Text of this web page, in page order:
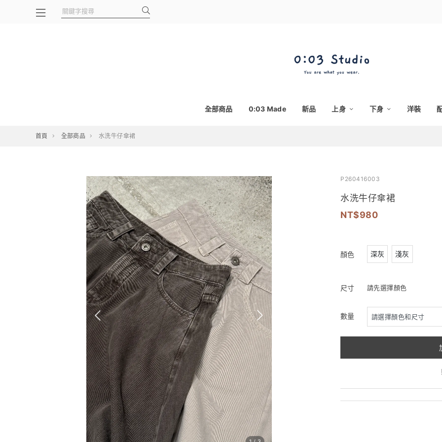
全部商品 0:03 Made 新品 上身 下身 洋裝
首頁 全部商品 水洗牛仔傘裙
P260416003
水洗牛仔傘裙
980
顏色 深灰 淺灰
尺寸 請先選擇顏色
數量